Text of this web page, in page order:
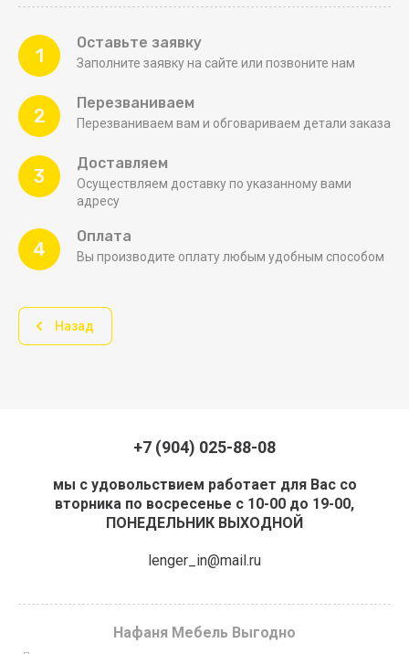
1
Оставьте заявку
Заполните заявку на сайте или позвоните нам
2
Перезваниваем
Перезваниваем вам и обговариваем детали заказа
3
Доставляем
Осуществляем доставку по указанному вами
адресу
4
Оплата
Вы производите оплату любым удобным способом
Назад
+7 (904) 025-88-08
мы с удовольствием работает для Вас со
вторника по восресенье с 10-00 до 19-00,
ПОНЕДЕЛЬНИК ВЫХОДНОЙ
lenger_in@mail.ru
Нафаня Мебель Выгодно